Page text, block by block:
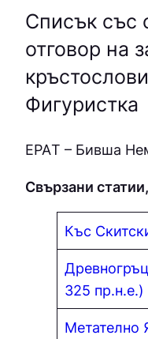
Списък със
отговор на
Фигуристка
ЕPAТ – Бивша
Свързани
Къс
325 пр.н.е.)
Метателно